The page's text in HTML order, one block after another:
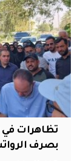
تظاهرات في
بصرف